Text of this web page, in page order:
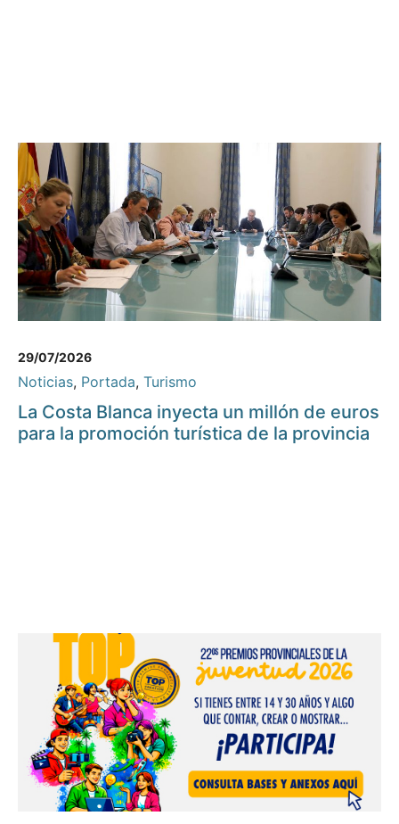
29/07/2026
Noticias, Portada, Turismo
La Costa Blanca inyecta un millón de euros
para la promoción turística de la provincia